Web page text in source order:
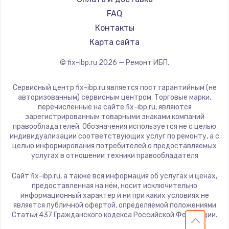
Замена южного моста
2750 руб.
Заказать
Замена контроллера питания
Заказать
Замена тачпада
1745 руб.
Заказать
Замена корпуса
890 руб.
Заказать
FAQ
Контакты
Карта сайта
© fix-ibp.ru 2026 — Ремонт ИБП.
Сервисный центр fix-ibp.ru является пост гарантийным (не
авторизованным) сервисным центром. Торговые марки,
перечисленные на сайте fix-ibp.ru, являются
зарегистрированным товарными знаками компаний
правообладателей. Обозначения используется не с целью
индивидуализации соответствующих услуг по ремонту, а с
целью информирования потребителей о предоставляемых
услугах в отношении техники правообладателя
Сайт fix-ibp.ru, а также вся информация об услугах и ценах,
предоставленная на нём, носит исключительно
информационный характер и ни при каких условиях не
является публичной офертой, определяемой положениями
Статьи 437 Гражданского кодекса Российской Федерации.